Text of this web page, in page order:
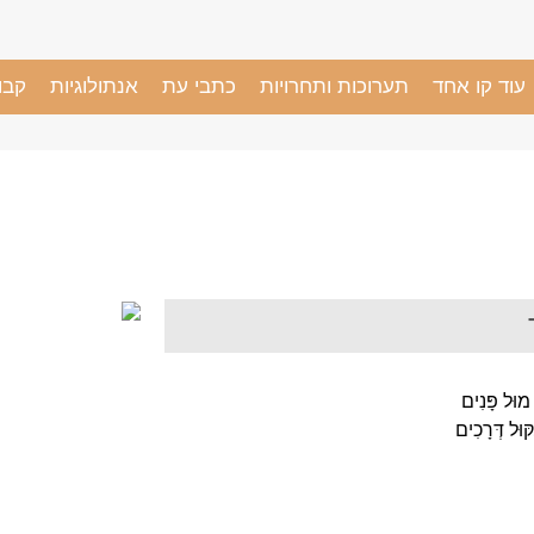
עוד קו אחד תערוכות ותחרויות כתבי עת אנתולוגיות
פָּנִים
דְּרָכִים